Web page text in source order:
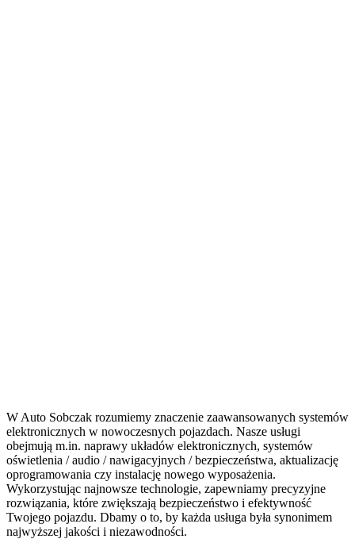
W Auto Sobczak rozumiemy znaczenie zaawansowanych systemów
elektronicznych w nowoczesnych pojazdach. Nasze usługi
obejmują m.in. naprawy układów elektronicznych, systemów
oświetlenia / audio / nawigacyjnych / bezpieczeństwa, aktualizację
oprogramowania czy instalację nowego wyposażenia.
Wykorzystując najnowsze technologie, zapewniamy precyzyjne
rozwiązania, które zwiększają bezpieczeństwo i efektywność
Twojego pojazdu. Dbamy o to, by każda usługa była synonimem
najwyższej jakości i niezawodności.